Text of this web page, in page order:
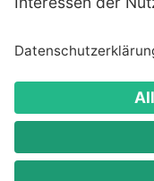
Alle genannten
Copyright ©